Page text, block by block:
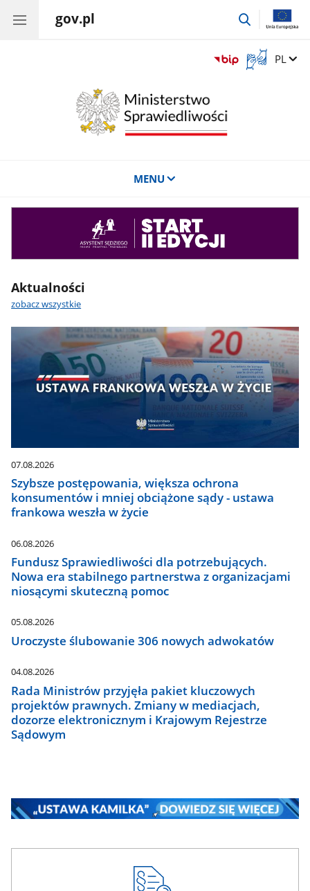
gov.pl
przejdź
Otwórz
okno
Zmień
PL
MENU
Aktualności
zobacz wszystkie
07.08.2026
Szybsze postępowania, większa ochrona
konsumentów i mniej obciążone sądy - ustawa
frankowa weszła w życie
06.08.2026
Fundusz Sprawiedliwości dla potrzebujących.
Nowa era stabilnego partnerstwa z organizacjami
niosącymi skuteczną pomoc
05.08.2026
Uroczyste ślubowanie 306 nowych adwokatów
04.08.2026
Rada Ministrów przyjęła pakiet kluczowych
projektów prawnych. Zmiany w mediacjach,
dozorze elektronicznym i Krajowym Rejestrze
Sądowym